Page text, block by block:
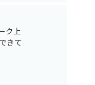
ク上
きて